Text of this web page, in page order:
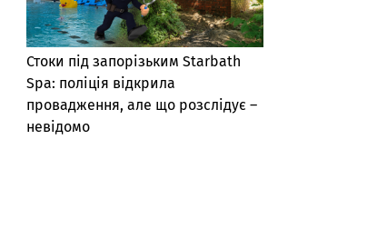
Стоки під запорізьким Starbath
Spa: поліція відкрила
провадження, але що розслідує –
невідомо